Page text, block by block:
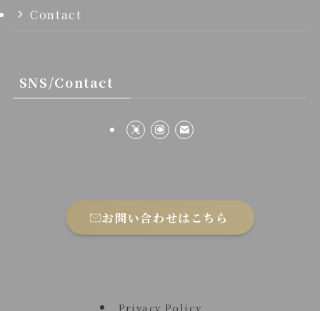
Contact
SNS/Contact
お問い合わせはこちら
Privacy Policy